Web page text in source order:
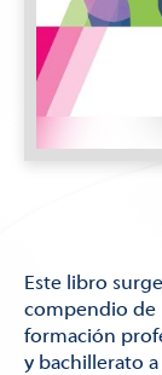
Este libro
compendio de
formación
y bachillerato